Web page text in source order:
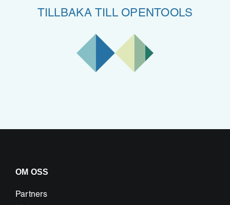
TILLBAKA TILL OPENTOOLS
OM OSS
Partners